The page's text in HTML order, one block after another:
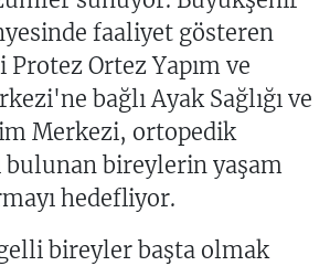
faaliyet gösteren
Protez Ortez Yapım ve
bağlı Ayak Sağlığı ve
Merkezi, ortopedik
bulunan bireylerin yaşam
hedefliyor.
bireyler başta olmak